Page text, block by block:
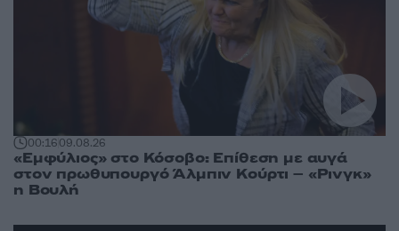
00:1609.08.26
«Εμφύλιος» στο Κόσοβο: Επίθεση με αυγά
στον πρωθυπουργό Άλμπιν Κούρτι – «Ρινγκ»
η Βουλή